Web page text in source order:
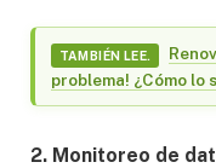
TAMBIÉN LEE.
problema! ¿Cómo lo
2. Monitoreo de